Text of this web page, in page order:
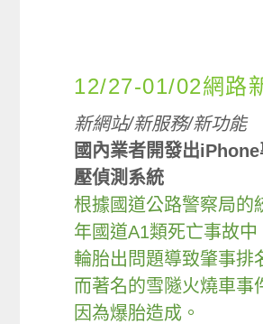
12/27-01/02網路
新網站/新服務/新功能
國內業者開發出
壓偵測系統
根據國道公路警察局的
年國道A1類死亡事故中
輪胎出問題導致肇事排
而著名的雪隧火燒車事
因為爆胎造成。